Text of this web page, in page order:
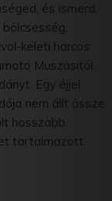
és ismerd
keleti harcos
Muszasitól.
Egy éjjel
nem állt össze
hosszabb
tartalmazott,